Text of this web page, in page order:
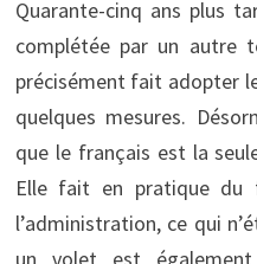
Quarante-cinq ans plus
complétée par un autre
précisément fait adopter
quelques mesures.
que le français est la
Elle fait en pratique du
l’administration, ce qui